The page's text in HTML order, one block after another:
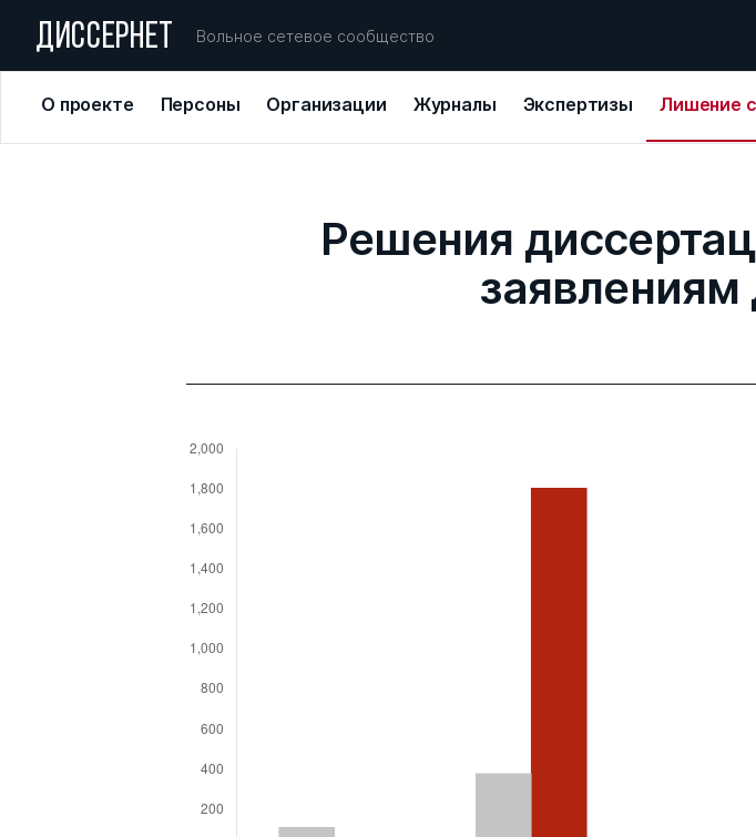
ДИССЕРНЕТ Вольное сетевое сообщество
О проекте Персоны Организации Журналы Экспертизы Лишение
Решения
заявлениям